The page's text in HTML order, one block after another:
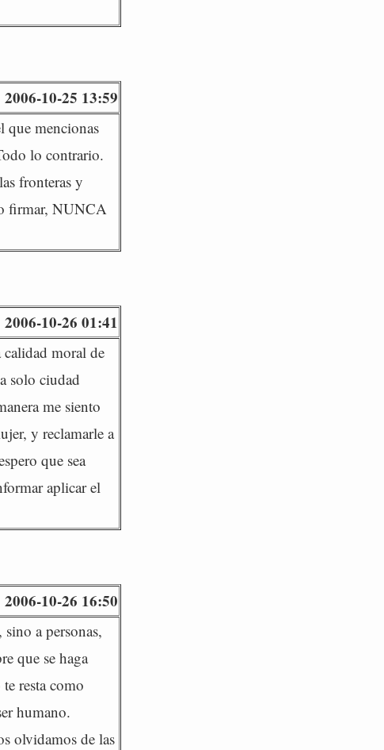
2006-10-25 13:59
que mencionas
lo contrario.
fronteras y
firmar, NUNCA
2006-10-26 01:41
moral de
solo ciudad
me siento
y reclamarle a
que sea
aplicar el
2006-10-26 16:50
a personas,
que se haga
resta como
humano.
olvidamos de las